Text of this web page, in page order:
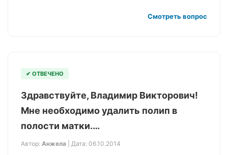
Смотреть вопрос
✔ ОТВЕЧЕНО
Здравствуйте, Владимир Викторович!
Мне необходимо удалить полип в
полости матки.…
Автор: Анжела | Дата: 06.10.2014